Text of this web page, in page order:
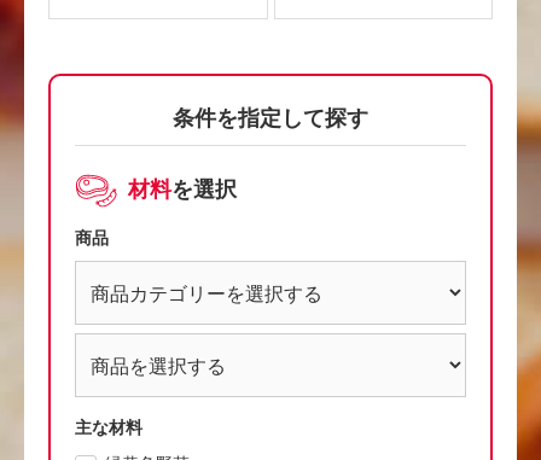
条件を指定して探す
材料を選択
商品
主な材料